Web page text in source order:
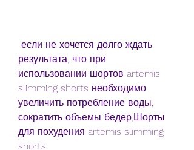
результата, что при
использовании шортов artemis
slimming shorts необходимо
увеличить потребление воды,
сократить объемы бедер,Шорты
для похудения artemis slimming
shorts